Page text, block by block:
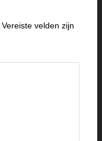
Vereiste velden zijn